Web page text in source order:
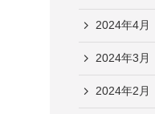
2024年4月
2024年3月
2024年2月